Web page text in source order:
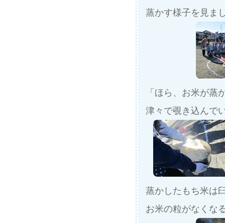
蒸かす様子を見ま
「ほら、お米が
津々で覗き込んで
蒸かしたもち米は
お米の粒がなくな